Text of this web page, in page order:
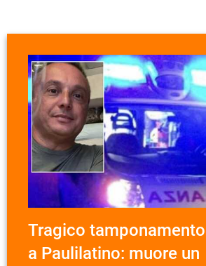
Tragico
a Paulilatino: muore un